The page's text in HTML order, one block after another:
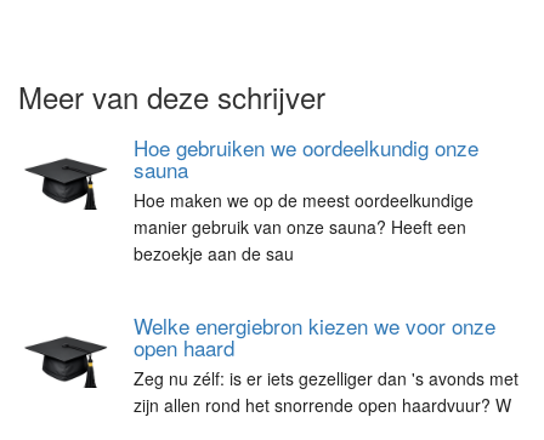
Meer van deze schrijver
Hoe gebruiken we oordeelkundig onze
sauna
Hoe maken we op de meest oordeelkundige
manier gebruik van onze sauna? Heeft een
bezoekje aan de sau
Welke energiebron kiezen we voor onze
open haard
Zeg nu zélf: is er iets gezelliger dan 's avonds met
zijn allen rond het snorrende open haardvuur? W